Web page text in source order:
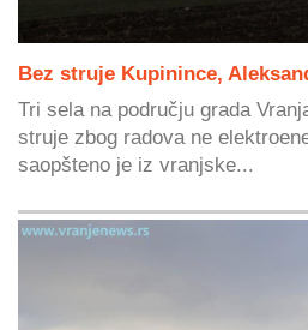
Bez struje Kupinince,
Tri sela na području grada
struje zbog radova ne
saopšteno je iz vranjske...